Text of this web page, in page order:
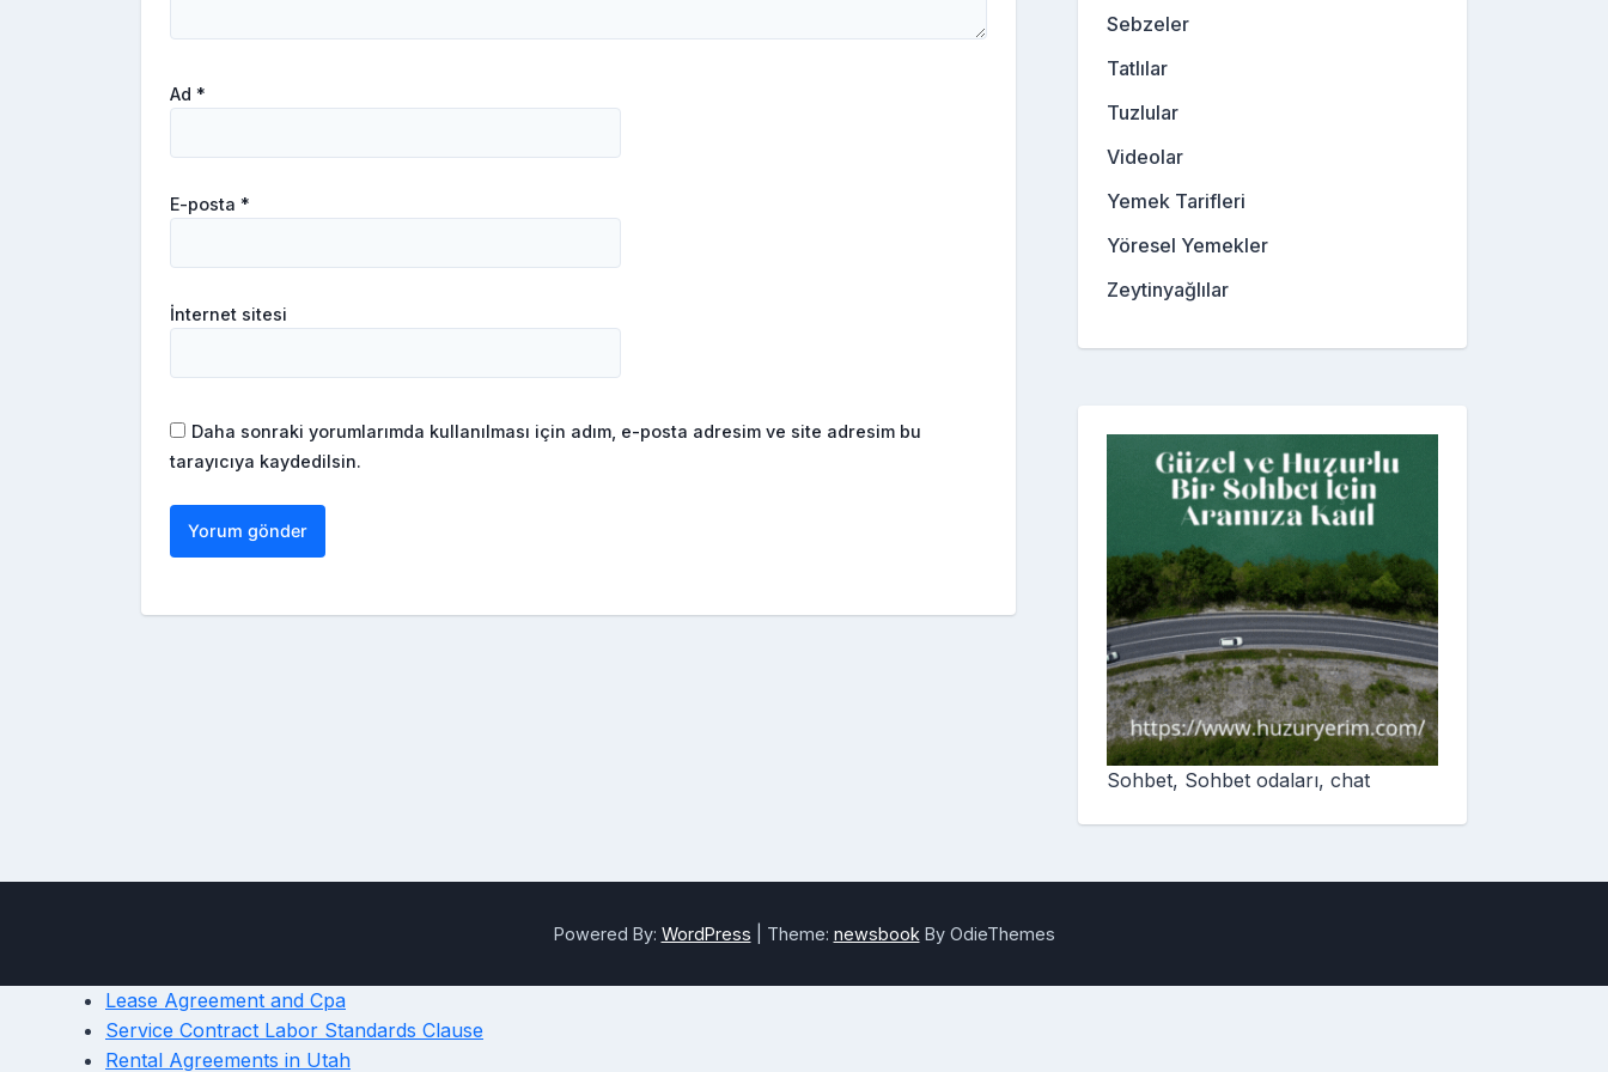
Ad *
E-posta *
İnternet sitesi
Daha sonraki yorumlarımda kullanılması için adım, e-posta adresim ve site adresim bu
tarayıcıya kaydedilsin.
Sebzeler
Tatlılar
Tuzlular
Videolar
Yemek Tarifleri
Yöresel Yemekler
Zeytinyağlılar
Sohbet, Sohbet odaları, chat
Powered By: WordPress Theme: newsbook By OdieThemes
Lease Agreement and Cpa
Service Contract Labor Standards Clause
Rental Agreements in Utah